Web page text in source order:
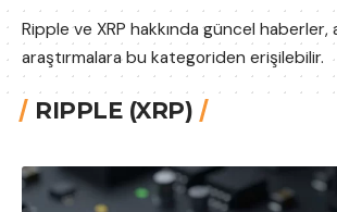
Ripple ve XRP hakkında güncel haberler,
araştırmalara bu kategoriden erişilebilir.
RIPPLE (XRP)